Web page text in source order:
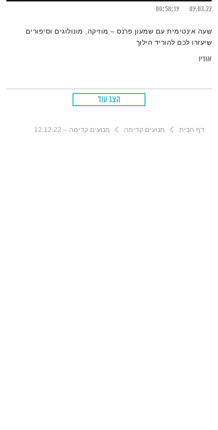
09.03.22
00:58:19
שעה אינטימית עם שמעון פרנס – מוזיקה, מונולוגים וסיפורים
שיעזרו לכם להוריד הילוך
אודיו
הצג עוד
דף הבית מנועים קדימה מנועים קדימה – 12.12.22